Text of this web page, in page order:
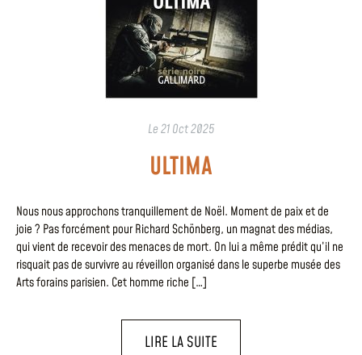
Le21 Oct 2025
ULTIMA
Nous nous approchons tranquillement de Noël. Moment de paix et de
joie ? Pas forcément pour Richard Schönberg, un magnat des médias,
qui vient de recevoir des menaces de mort. On lui a même prédit qu’il ne
risquait pas de survivre au réveillon organisé dans le superbe musée des
Arts forains parisien. Cet homme riche […]
LIRE LA SUITE